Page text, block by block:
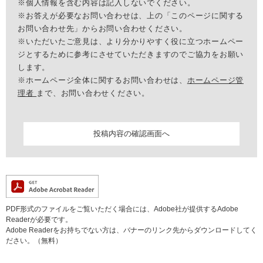
※個人情報を含む内容は記入しないでください。
※お答えが必要なお問い合わせは、上の「このページに関する
お問い合わせ先」からお問い合わせください。
※いただいたご意見は、より分かりやすく役に立つホームペー
ジとするために参考にさせていただきますのでご協力をお願い
します。
※ホームページ全体に関するお問い合わせは、 ホームページ管
理者 まで、お問い合わせください。
PDF形式のファイルをご覧いただく場合には、Adobe社が提供するAdobe
Readerが必要です。
Adobe Readerをお持ちでない方は、バナーのリンク先からダウンロードしてく
ださい。（無料）